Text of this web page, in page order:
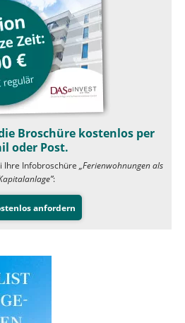
Broschüre kostenlos per
oder Post.
Ihre Infobroschüre „Ferienwohnungen als
:
anfordern